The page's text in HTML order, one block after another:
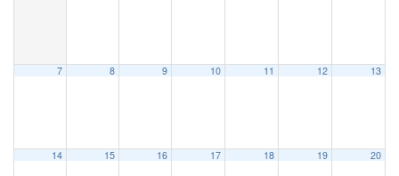
7 8 9 10 11 12 13
14 15 16 17 18 19 20